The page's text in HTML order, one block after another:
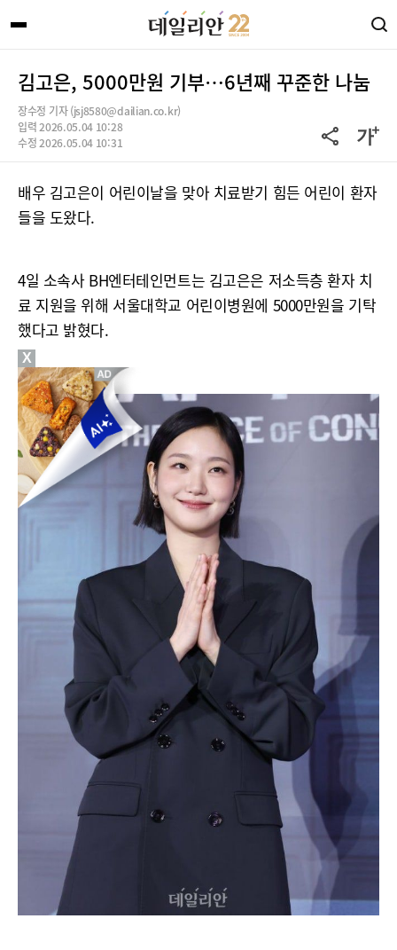
김고은, 5000만원 기부…6년째 꾸준한 나눔
장수정 기자 (jsj8580@dailian.co.kr)
입력 2026.05.04 10:28
수정 2026.05.04 10:31
배우 김고은이 어린이날을 맞아 치료받기 힘든 어린이 환자
들을 도왔다.
4일 소속사 BH엔터테인먼트는 김고은은 저소득층 환자 치
료 지원을 위해 서울대학교 어린이병원에 5000만원을 기탁
했다고 밝혔다.
X